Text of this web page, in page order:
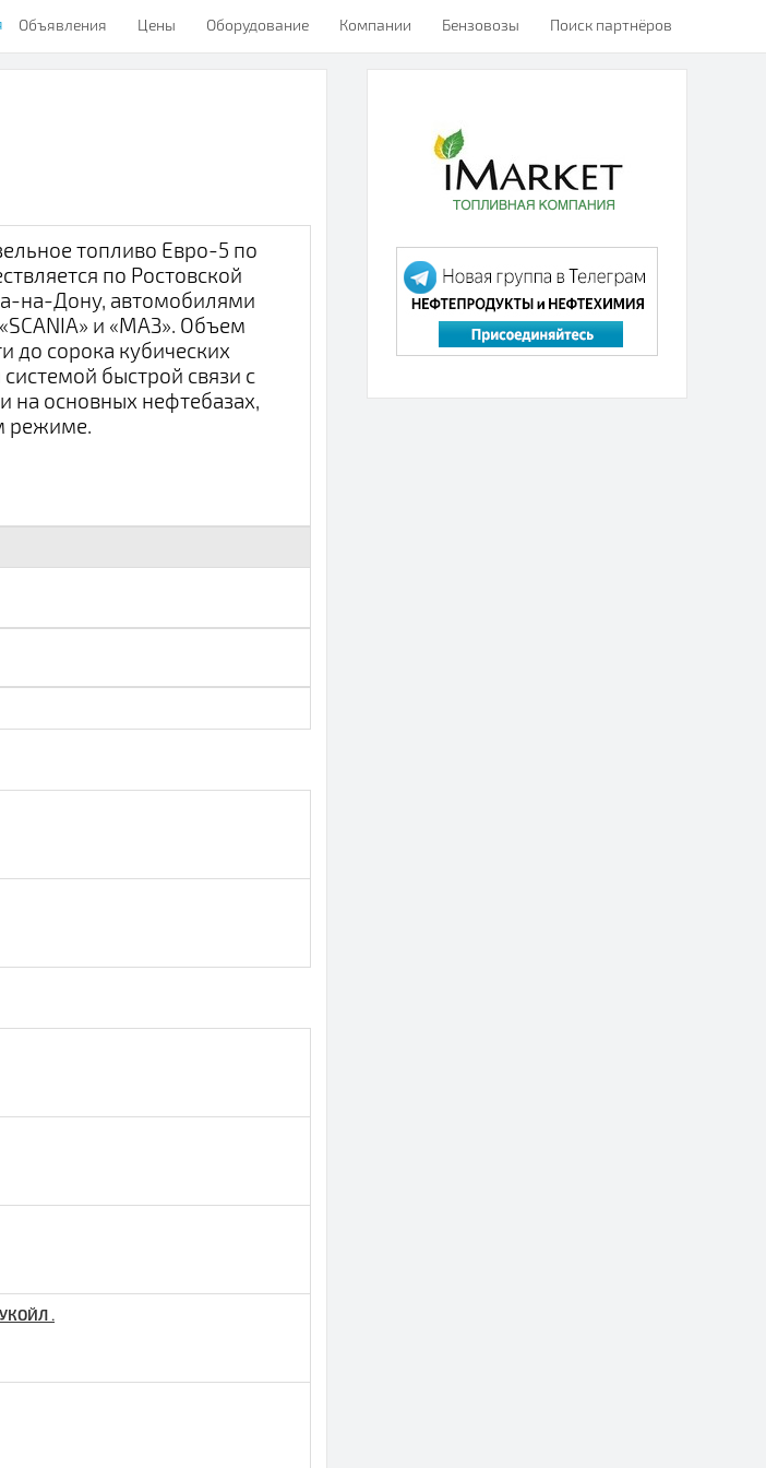
Объявления Цены Оборудование Компании Бензовозы Поиск партнёров
топливо Евро-5 по
по Ростовской
на-Дону, автомобилями
и «МАЗ». Объем
до сорока кубических
быстрой связи с
на основных нефтебазах,
режиме.
.